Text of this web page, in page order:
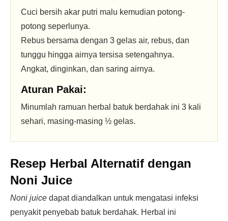
Cuci bersih akar putri malu kemudian potong-
potong seperlunya.
Rebus bersama dengan 3 gelas air, rebus, dan
tunggu hingga airnya tersisa setengahnya.
Angkat, dinginkan, dan saring airnya.
Aturan Pakai:
Minumlah ramuan herbal batuk berdahak ini 3 kali
sehari, masing-masing ½ gelas.
Resep Herbal Alternatif dengan
Noni Juice
Noni juice dapat diandalkan untuk mengatasi infeksi
penyakit penyebab batuk berdahak. Herbal ini